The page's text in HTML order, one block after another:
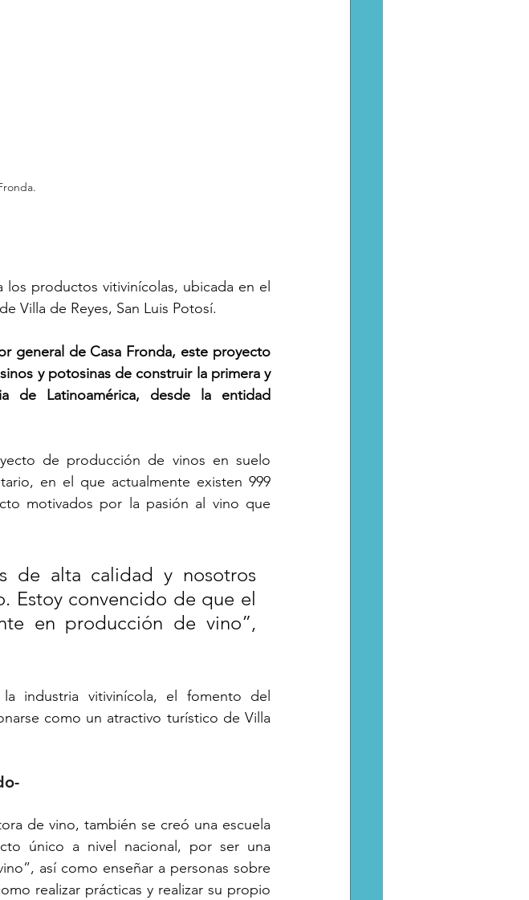
productos vitivinícolas, ubicada en el
Villa de Reyes, San Luis Potosí.
general de Casa Fronda, este proyecto
y potosinas de construir la primera y
de Latinoamérica, desde la entidad
de producción de vinos en suelo
en el que actualmente existen 999
motivados por la pasión al vino que
de alta calidad y nosotros
Estoy convencido de que el
en producción de vino”,
industria vitivinícola, el fomento del
como un atractivo turístico de Villa
de vino, también se creó una escuela
único a nivel nacional, por ser una
así como enseñar a personas sobre
realizar prácticas y realizar su propio